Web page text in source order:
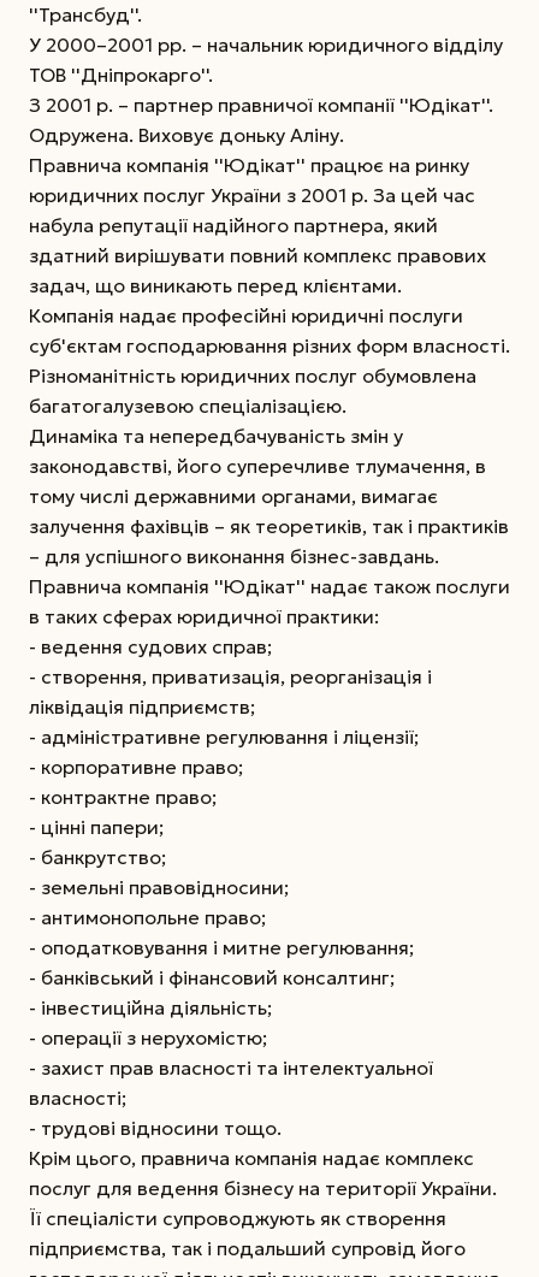
''Трансбуд''.
У 2000–2001 рр. – начальник юридичного відділу
ТОВ ''Дніпрокарго''.
З 2001 р. – партнер правничої компанії ''Юдікат''.
Одружена. Виховує доньку Аліну.
Правнича компанія ''Юдікат'' працює на ринку
юридичних послуг України з 2001 р. За цей час
набула репутації надійного партнера, який
здатний вирішувати повний комплекс правових
задач, що виникають перед клієнтами.
Компанія надає професійні юридичні послуги
суб'єктам господарювання різних форм власності.
Різноманітність юридичних послуг обумовлена
багатогалузевою спеціалізацією.
Динаміка та непередбачуваність змін у
законодавстві, його суперечливе тлумачення, в
тому числі державними органами, вимагає
залучення фахівців – як теоретиків, так і практиків
– для успішного виконання бізнес-завдань.
Правнича компанія ''Юдікат'' надає також послуги
в таких сферах юридичної практики:
- ведення судових справ;
- створення, приватизація, реорганізація і
ліквідація підприємств;
- адміністративне регулювання і ліцензії;
- корпоративне право;
- контрактне право;
- цінні папери;
- банкрутство;
- земельні правовідносини;
- антимонопольне право;
- оподатковування і митне регулювання;
- банківський і фінансовий консалтинг;
- інвестиційна діяльність;
- операції з нерухомістю;
- захист прав власності та інтелектуальної
власності;
- трудові відносини тощо.
Крім цього, правнича компанія надає комплекс
послуг для ведення бізнесу на території України.
Її спеціалісти супроводжують як створення
підприємства, так і подальший супровід його